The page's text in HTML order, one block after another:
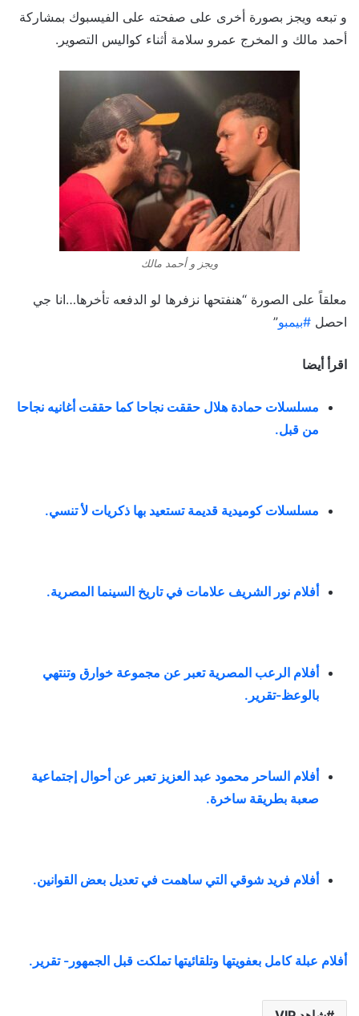
و تبعه ويجز بصورة أخرى على صفحته على الفيسبوك بمشاركة
أحمد مالك و المخرج عمرو سلامة أثناء كواليس التصوير.
ويجز و أحمد مالك
معلقاً على الصورة “هنفتحها نزفرها لو الدفعه تأخرها…انا جي
احصل #بيمبو”
اقرأ أيضا
مسلسلات حمادة هلال حققت نجاحا كما حققت أغانيه نجاحا
من قبل.
مسلسلات كوميدية قديمة تستعيد بها ذكريات لأ تنسي.
أفلام نور الشريف علامات في تاريخ السينما المصرية.
أفلام الرعب المصرية تعبر عن مجموعة خوارق وتنتهي
بالوعظ-تقرير .
أفلام الساحر محمود عبد العزيز تعبر عن أحوال إجتماعية
صعبة بطريقة ساخرة.
أفلام فريد شوقي التي ساهمت في تعديل بعض القوانين.
أفلام عبلة كامل بعفويتها وتلقائيتها تملكت قبل الجمهور- تقرير.